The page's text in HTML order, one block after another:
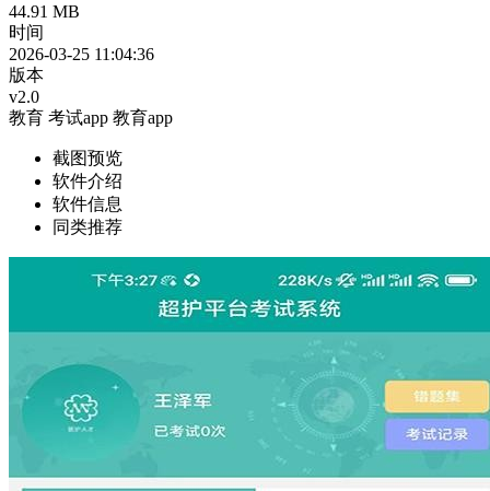
44.91 MB
时间
2026-03-25 11:04:36
版本
v2.0
教育 考试app 教育app
截图预览
软件介绍
软件信息
同类推荐